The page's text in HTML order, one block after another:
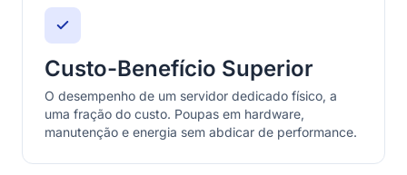
Custo-Benefício Superior
O desempenho de um servidor dedicado físico, a
uma fração do custo. Poupas em hardware,
manutenção e energia sem abdicar de performance.